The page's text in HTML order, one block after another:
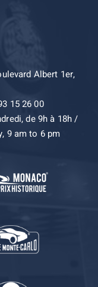
Albert 1er,
15 26 00
de 9h à 18h /
9 am to 6 pm